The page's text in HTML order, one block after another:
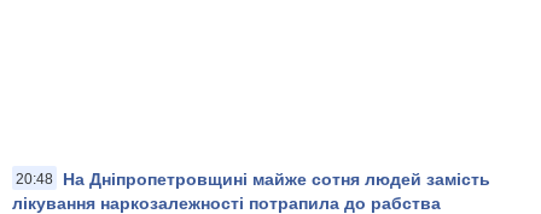
20:48
На Дніпропетровщині майже сотня людей замість
лікування наркозалежності потрапила до рабства